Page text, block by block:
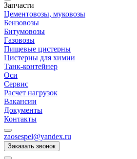
Запчасти
Цементовозы, муковозы
Бензовозы
Битумовозы
Газовозы
Пищевые цистерны
Цистерны для химии
Танк-контейнер
Оси
Сервис
Расчет нагрузок
Вакансии
Документы
Контакты
zaosespel@yandex.ru
Заказать звонок